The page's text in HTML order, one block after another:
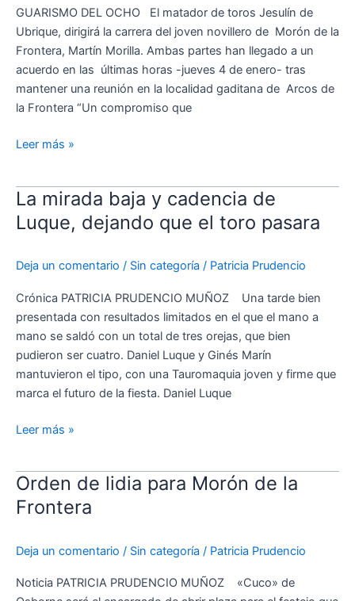
GUARISMO DEL OCHO El matador de toros Jesulín de
Ubrique, dirigirá la carrera del joven novillero de Morón de la
Frontera, Martín Morilla. Ambas partes han llegado a un
acuerdo en las últimas horas -jueves 4 de enero- tras
mantener una reunión en la localidad gaditana de Arcos de
la Frontera “Un compromiso que
del
novillero
Martín
Morilla
Leer más »
La mirada baja y cadencia de
Luque, dejando que el toro pasara
Deja un comentario / Sin categoría / Patricia Prudencio
Crónica PATRICIA PRUDENCIO MUÑOZ Una tarde bien
presentada con resultados limitados en el que el mano a
mano se saldó con un total de tres orejas, que bien
pudieron ser cuatro. Daniel Luque y Ginés Marín
mantuvieron el tipo, con una Tauromaquia joven y firme que
marca el futuro de la fiesta. Daniel Luque
La
mirada
baja
cadencia
de
que
Leer más »
Orden de lidia para Morón de la
Frontera
Deja un comentario / Sin categoría / Patricia Prudencio
Noticia PATRICIA PRUDENCIO MUÑOZ «Cuco» de
Orden
de
Morón
de
la